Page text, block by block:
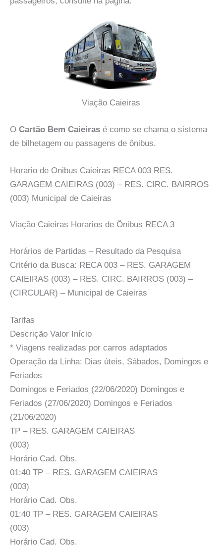
Viação Caieiras
O Cartão Bem Caieiras é como se chama o sistema
de bilhetagem ou passagens de ônibus.
Horario de Onibus Caieiras RECA 003 RES.
GARAGEM CAIEIRAS (003) – RES. CIRC. BAIRROS
(003) Municipal de Caieiras
Viação Caieiras Horarios de Ônibus RECA 3
Horários de Partidas – Resultado da Pesquisa
Critério da Busca: RECA 003 – RES. GARAGEM
CAIEIRAS (003) – RES. CIRC. BAIRROS (003) –
(CIRCULAR) – Municipal de Caieiras
Tarifas
Descrição Valor Início
* Viagens realizadas por carros adaptados
Operação da Linha: Dias úteis, Sábados, Domingos e
Feriados
Domingos e Feriados (22/06/2020) Domingos e
Feriados (27/06/2020) Domingos e Feriados
(21/06/2020)
TP – RES. GARAGEM CAIEIRAS
(003)
Horário Cad. Obs.
01:40 TP – RES. GARAGEM CAIEIRAS
(003)
Horário Cad. Obs.
01:40 TP – RES. GARAGEM CAIEIRAS
(003)
Horário Cad. Obs.